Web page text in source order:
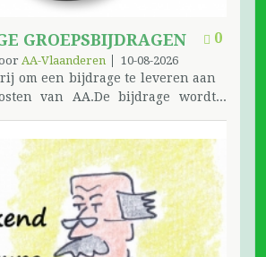
0
GROEPSBIJDRAGEN
AA-Vlaanderen 10-08-2026
om een bijdrage te leveren aan
van AA.De bijdrage wordt
de betrokken dienst. Deze
vormen aannemen,
voor de werking van de PW
bijdrage een
(een bedrag per jaar
een bijdrage voor het inrichten